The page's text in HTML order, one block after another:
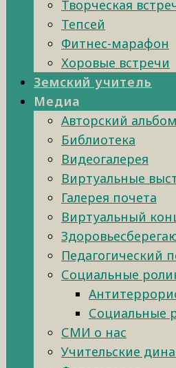
Творческая
Тепсей
Фитнес-марафон
Хоровые встречи
Земский учитель
Медиа
Авторский альбом
Библиотека
Видеогалерея
Виртуальные
Галерея почета
Виртуальный
Педагогический
Социальные
Социальные
СМИ о нас
Учительские